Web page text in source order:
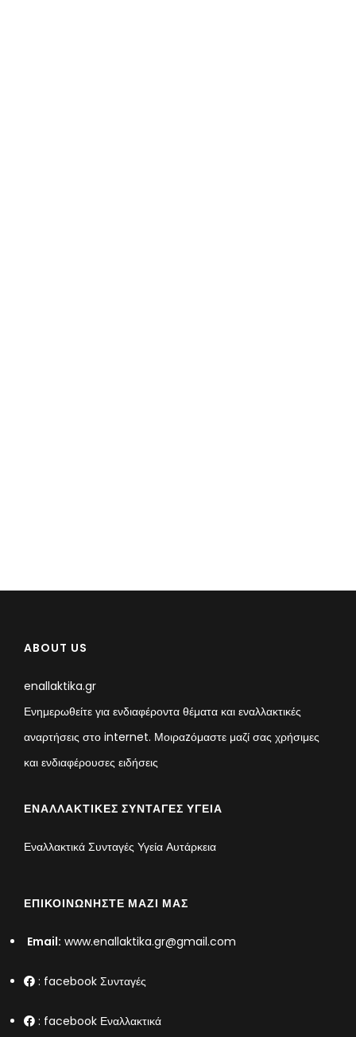
ABOUT US
enallaktika.gr
Ενημερωθείτε για ενδιαφέροντα θέματα και εναλλακτικές
αναρτήσεις στο internet. Μοιραzόμαστε μαζί σας χρήσιμες
και ενδιαφέρουσες ειδήσεις
ΕΝΑΛΛΑΚΤΙΚΈΣ ΣΥΝΤΑΓΈΣ ΥΓΕΊΑ
Εναλλακτικά Συνταγές Υγεία Αυτάρκεια
ΕΠΙΚΟΙΝΩΝΉΣΤΕ ΜΑΖΊ ΜΑΣ
Email: www.enallaktika.gr@gmail.com
: facebook Συνταγές
: facebook Εναλλακτικά